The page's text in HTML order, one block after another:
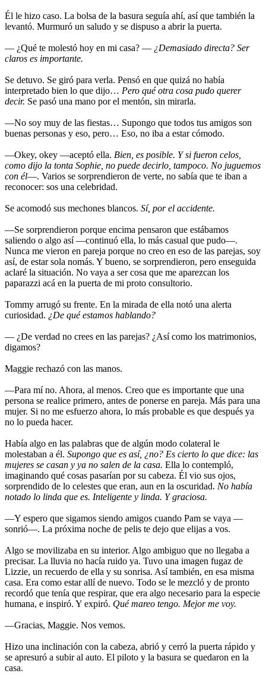
Él le hizo caso. La bolsa de la basura seguía ahí, así que también la
levantó. Murmuró un saludo y se dispuso a abrir la puerta.
— ¿Qué te molestó hoy en mi casa? — ¿Demasiado directa? Ser
claros es importante.
Se detuvo. Se giró para verla. Pensó en que quizá no había
interpretado bien lo que dijo… Pero qué otra cosa pudo querer
decir. Se pasó una mano por el mentón, sin mirarla.
—No soy muy de las fiestas… Supongo que todos tus amigos son
buenas personas y eso, pero… Eso, no iba a estar cómodo.
—Okey, okey —aceptó ella. Bien, es posible. Y si fueron celos,
como dijo la tonta Sophie, no puede decirlo, tampoco. No juguemos
con él—. Varios se sorprendieron de verte, no sabía que te iban a
reconocer: sos una celebridad.
Se acomodó sus mechones blancos. Sí, por el accidente.
—Se sorprendieron porque encima pensaron que estábamos
saliendo o algo así —continuó ella, lo más casual que pudo—.
Nunca me vieron en pareja porque no creo en eso de las parejas, soy
así, de estar sola nomás. Y bueno, se sorprendieron, pero enseguida
aclaré la situación. No vaya a ser cosa que me aparezcan los
paparazzi acá en la puerta de mi proto consultorio.
Tommy arrugó su frente. En la mirada de ella notó una alerta
curiosidad. ¿De qué estamos hablando?
— ¿De verdad no crees en las parejas? ¿Así como los matrimonios,
digamos?
Maggie rechazó con las manos.
—Para mí no. Ahora, al menos. Creo que es importante que una
persona se realice primero, antes de ponerse en pareja. Más para una
mujer. Si no me esfuerzo ahora, lo más probable es que después ya
no lo pueda hacer.
Había algo en las palabras que de algún modo colateral le
molestaban a él. Supongo que es así, ¿no? Es cierto lo que dice: las
mujeres se casan y ya no salen de la casa. Ella lo contempló,
imaginando qué cosas pasarían por su cabeza. Él vio sus ojos,
sorprendido de lo celestes que eran, aun en la oscuridad. No había
notado lo linda que es. Inteligente y linda. Y graciosa.
—Y espero que sigamos siendo amigos cuando Pam se vaya —
sonrió—. La próxima noche de pelis te dejo que elijas a vos.
Algo se movilizaba en su interior. Algo ambiguo que no llegaba a
precisar. La lluvia no hacía ruido ya. Tuvo una imagen fugaz de
Lizzie, un recuerdo de ella y su sonrisa. Así también, en esa misma
casa. Era como estar allí de nuevo. Todo se le mezcló y de pronto
recordó que tenía que respirar, que era algo necesario para la especie
humana, e inspiró. Y expiró. Qué mareo tengo. Mejor me voy.
—Gracias, Maggie. Nos vemos.
Hizo una inclinación con la cabeza, abrió y cerró la puerta rápido y
se apresuró a subir al auto. El piloto y la basura se quedaron en la
casa.